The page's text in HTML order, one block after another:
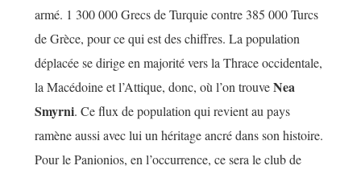
armé. 1 300 000 Grecs de Turquie contre 385 000 Turcs
de Grèce, pour ce qui est des chiffres. La population
déplacée se dirige en majorité vers la Thrace occidentale,
la Macédoine et l’Attique, donc, où l’on trouveNea
Smyrni. Ce flux de population qui revient au pays
ramène aussi avec lui un héritage ancré dans son histoire.
Pour le Panionios, en l’occurrence, ce sera le club de